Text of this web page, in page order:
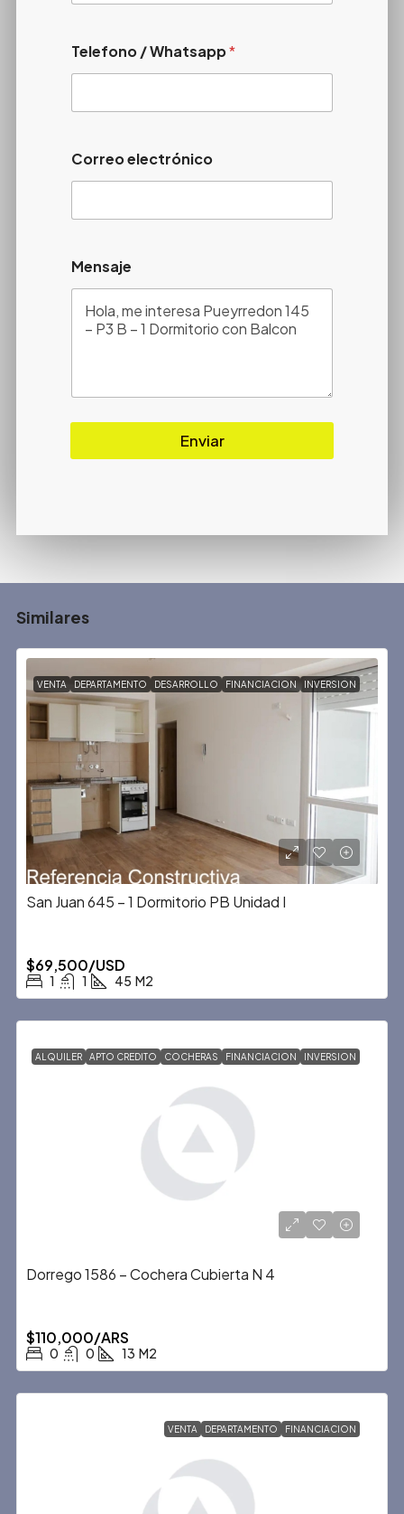
Telefono / Whatsapp*
Correo electrónico
Mensaje
Enviar
Similares
VENTA DEPARTAMENTO DESARROLLO FINANCIACION INVERSION
San Juan 645 – 1 Dormitorio PB Unidad I
$69,500/USD
1 1 45 M2
ALQUILER APTO CREDITO COCHERAS FINANCIACION INVERSION
Dorrego 1586 – Cochera Cubierta N 4
$110,000/ARS
0 0 13 M2
VENTA DEPARTAMENTO FINANCIACION